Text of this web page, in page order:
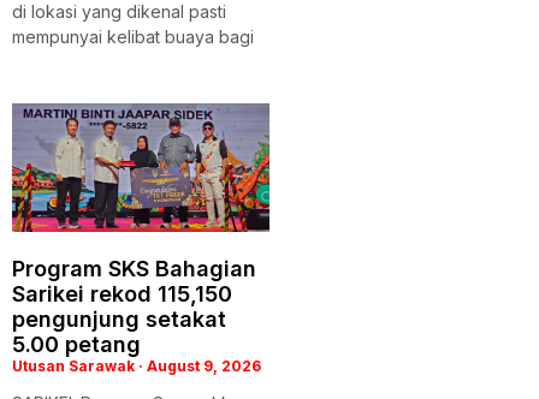
di lokasi yang dikenal pasti
mempunyai kelibat buaya bagi
Program SKS Bahagian
Sarikei rekod 115,150
pengunjung setakat
5.00 petang
Utusan Sarawak August 9, 2026